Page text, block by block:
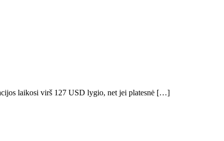
laikosi virš 127 USD lygio, net jei platesnė […]